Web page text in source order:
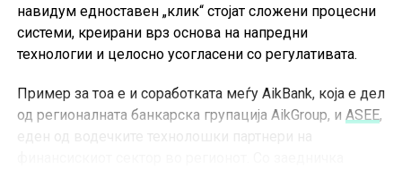
навидум едноставен „клик“ стојат сложени процесни
системи, креирани врз основа на напредни
технологии и целосно усогласени со регулативата.
Пример за тоа е и соработката меѓу AikBank, која е дел
од регионалната банкарска групација AikGroup, и ASEE,